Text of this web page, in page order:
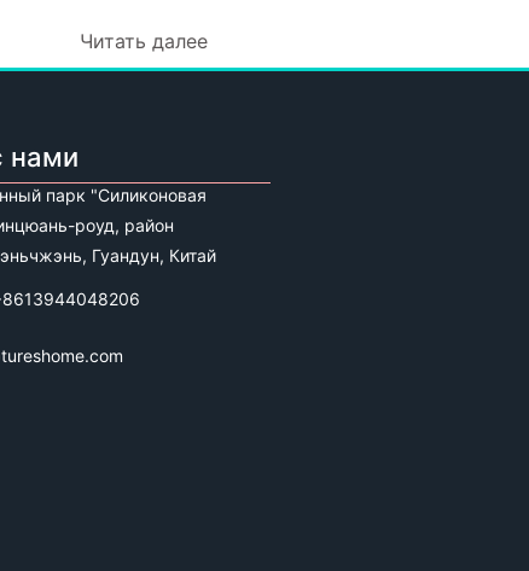
Читать далее
нами
парк "Силиконовая
роуд, район
Гуандун, Китай